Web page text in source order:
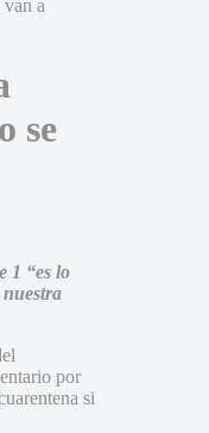
se
1 “es lo
por
si